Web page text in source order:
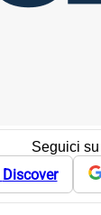
Seguici su
Discover